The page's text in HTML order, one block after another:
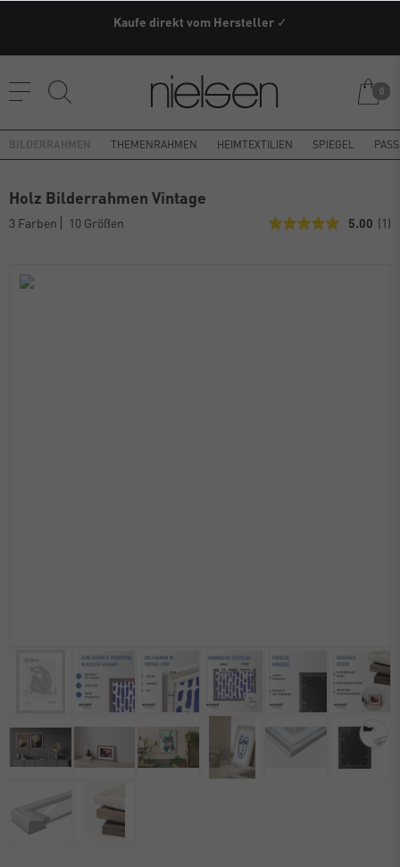
Kaufe direkt vom Hersteller ✓
0
THEMENRAHMEN HEIMTEXTILIEN SPIEGEL
Holz Bilderrahmen Vintage
3 Farben 10 Größen 5.00 (1)